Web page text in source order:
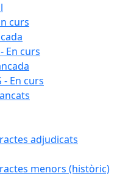
curs
- En curs
- En curs
adjudicats
menors (històric)